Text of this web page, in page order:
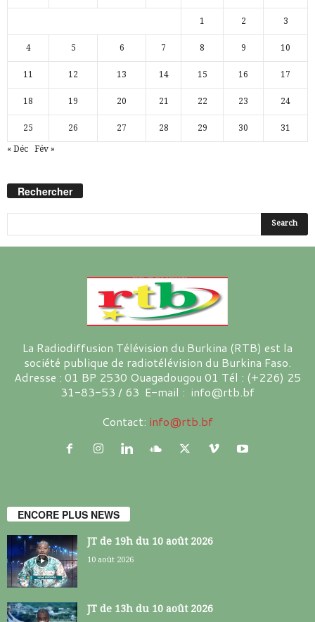
1 2 3
4 5 6 7 8 9 10
11 12 13 14 15 16 17
18 19 20 21 22 23 24
25 26 27 28 29 30 31
« Déc Fév »
Rechercher
La Radiodiffusion Télévision du Burkina (RTB) est la
société publique de radiotélévision du Burkina Faso.
Adresse : 01 BP 2530 Ouagadougou 01 Tél : (+226) 25
31-83-53 / 63 E-mail : info@rtb.bf
Contact: info@rtb.bf
ENCORE PLUS NEWS
JT de 19h du 10 août 2026
10 août 2026
JT de 13h du 10 août 2026